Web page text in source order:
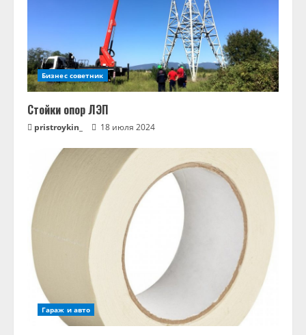
Бизнес советник
Стойки опор ЛЭП
pristroykin_ 18 июля 2024
Гараж и авто